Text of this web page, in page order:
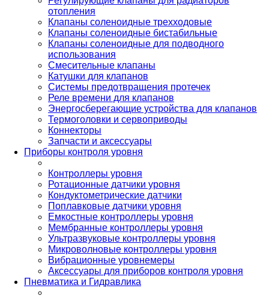
отопления
Клапаны соленоидные трехходовые
Клапаны соленоидные бистабильные
Клапаны соленоидные для подводного
использования
Смесительные клапаны
Катушки для клапанов
Системы предотвращения протечек
Реле времени для клапанов
Энергосберегающие устройства для клапанов
Термоголовки и сервоприводы
Коннекторы
Запчасти и аксессуары
Приборы контроля уровня
Контроллеры уровня
Ротационные датчики уровня
Кондуктометрические датчики
Поплавковые датчики уровня
Емкостные контроллеры уровня
Мембранные контроллеры уровня
Ультразвуковые контроллеры уровня
Микроволновые контроллеры уровня
Вибрационные уровнемеры
Аксессуары для приборов контроля уровня
Пневматика и Гидравлика